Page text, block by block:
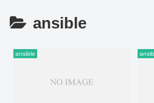
ansible
ansible